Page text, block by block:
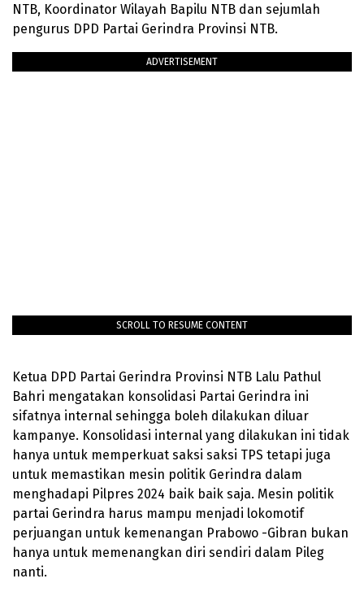
NTB, Koordinator Wilayah Bapilu NTB dan sejumlah
pengurus DPD Partai Gerindra Provinsi NTB.
ADVERTISEMENT
SCROLL TO RESUME CONTENT
Ketua DPD Partai Gerindra Provinsi NTB Lalu Pathul
Bahri mengatakan konsolidasi Partai Gerindra ini
sifatnya internal sehingga boleh dilakukan diluar
kampanye. Konsolidasi internal yang dilakukan ini tidak
hanya untuk memperkuat saksi saksi TPS tetapi juga
untuk memastikan mesin politik Gerindra dalam
menghadapi Pilpres 2024 baik baik saja. Mesin politik
partai Gerindra harus mampu menjadi lokomotif
perjuangan untuk kemenangan Prabowo -Gibran bukan
hanya untuk memenangkan diri sendiri dalam Pileg
nanti.